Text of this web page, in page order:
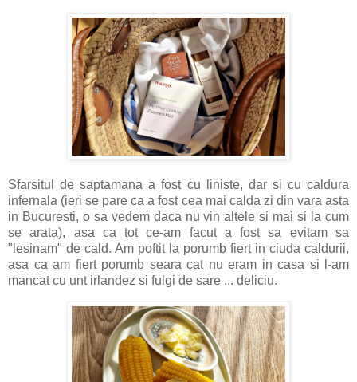
Sfarsitul de saptamana a fost cu liniste, dar si cu caldura
infernala (ieri se pare ca a fost cea mai calda zi din vara asta
in Bucuresti, o sa vedem daca nu vin altele si mai si la cum
se arata), asa ca tot ce-am facut a fost sa evitam sa
"lesinam" de cald. Am poftit la porumb fiert in ciuda caldurii,
asa ca am fiert porumb seara cat nu eram in casa si l-am
mancat cu unt irlandez si fulgi de sare ... deliciu.